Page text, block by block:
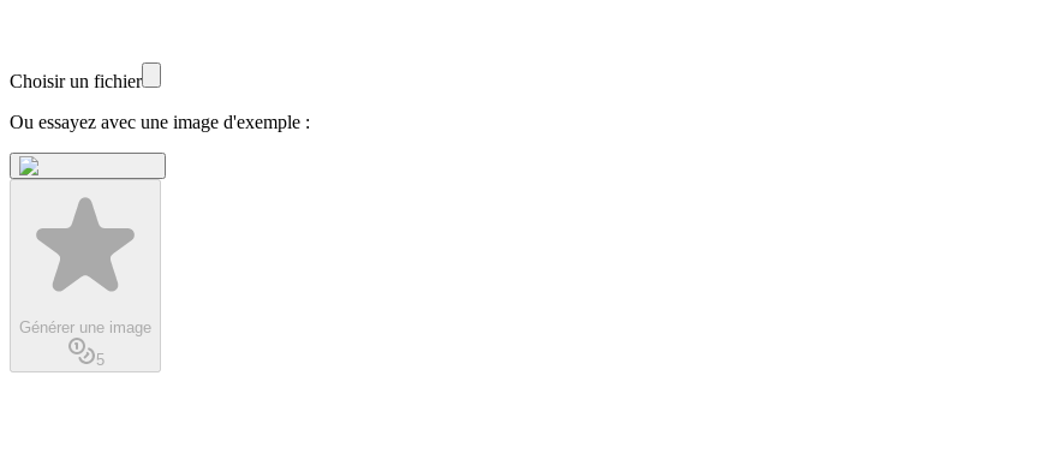
Choisir un fichier
Ou essayez avec une image d'exemple :
Générer une image
5